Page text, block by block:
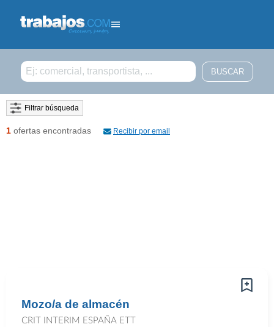
Filtrar búsqueda
1 ofertas encontradas Recibir por email
Mozo/a de almacén
CRIT INTERIM ESPAÑA ETT